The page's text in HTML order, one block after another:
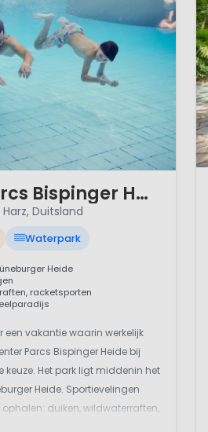
Center Parcs Bispinger Heide
Duitsland
Waterpark
Heide
racketsporten
een vakantie waarin werkelijk
Parcs Bispinger Heide bij
keuze. Het park ligt middenin het
Heide. Sportievelingen
duiken, wildwaterraften,